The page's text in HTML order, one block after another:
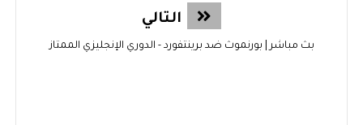
التالي
بث مباشر | بورنموث ضد برينتفورد - الدوري الإنجليزي الممتاز